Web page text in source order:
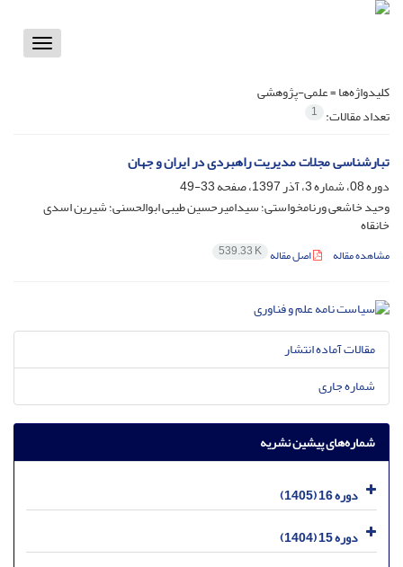
Toggle
کلیدواژه‌ها =علمی-پژوهشی
تعداد مقالات: 1
تبارشناسی مجلات مدیریت راهبردی در ایران و جهان
دوره 08، شماره 3، آذر 1397، صفحه
33-49
وحید خاشعی ورنامخواستی؛ سیدامیرحسین طیبی ابوالحسنی؛ شیرین اسدی
خانقاه
مشاهده مقاله اصل مقاله 539.33 K
مقالات آماده انتشار
شماره جاری
شماره‌های پیشین نشریه
دوره 16 (1405)
دوره 15 (1404)